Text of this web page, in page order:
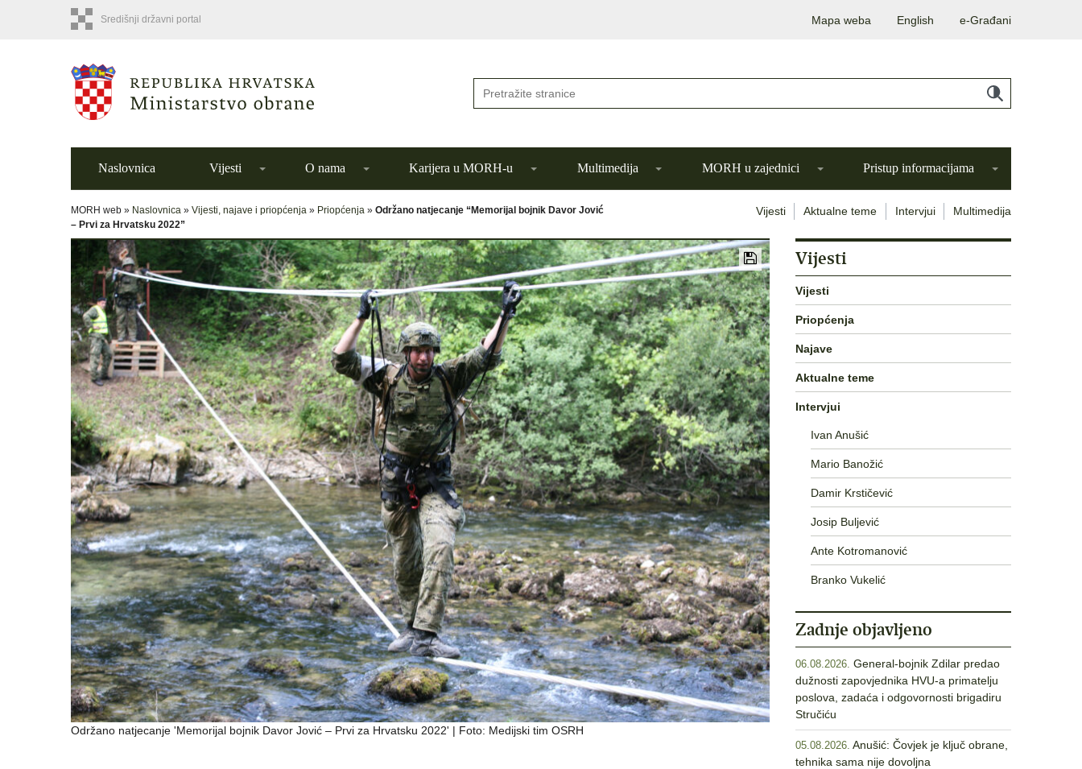
Središnji državni portal Mapa weba English e-Građani
Naslovnica Vijesti O nama Karijera u MORH-u Multimedija MORH u zajednici Pristup informacijama
MORH web » Naslovnica » Vijesti, najave i priopćenja » Priopćenja » Održano natjecanje “Memorijal bojnik Davor Jović
– Prvi za Hrvatsku 2022”
Vijesti Aktualne teme Intervjui Multimedija
Održano natjecanje 'Memorijal bojnik Davor Jović – Prvi za Hrvatsku 2022' | Foto: Medijski tim OSRH
Vijesti
Vijesti
Priopćenja
Najave
Aktualne teme
Intervjui
Ivan Anušić
Mario Banožić
Damir Krstičević
Josip Buljević
Ante Kotromanović
Branko Vukelić
Zadnje objavljeno
06.08.2026. General-bojnik Zdilar predao
dužnosti zapovjednika HVU-a primatelju
poslova, zadaća i odgovornosti brigadiru
Stručiću
05.08.2026. Anušić: Čovjek je ključ obrane,
tehnika sama nije dovoljna